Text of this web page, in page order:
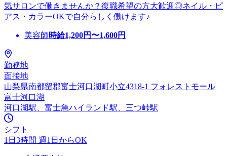
気サロンで働きませんか？復職希望の方大歓迎◎ネイル・ピ
アス・カラーOKで自分らしく働けます♪
美容師時給1,200円〜1,600円
勤務地
面接地
山梨県南都留郡富士河口湖町小立4318-1 フォレストモール
富士河口湖
河口湖駅、富士急ハイランド駅、三つ峠駅
シフト
1日3時間 週1日からOK